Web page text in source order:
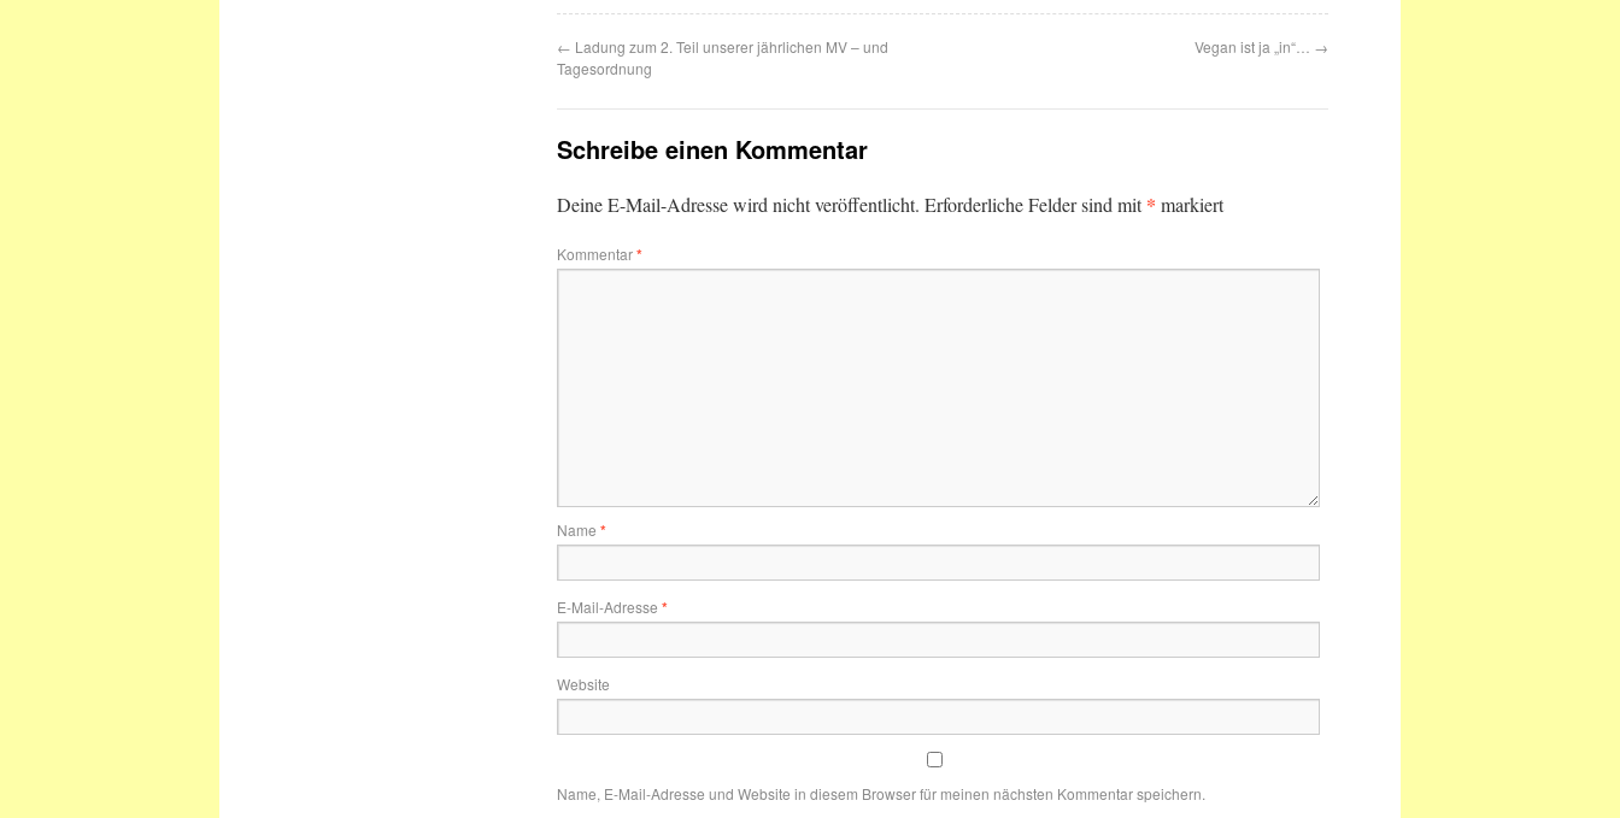
← Ladung zum 2. Teil unserer jährlichen MV – und
Tagesordnung
Vegan ist ja „in“… →
Schreibe einen Kommentar
Deine E-Mail-Adresse wird nicht veröffentlicht. Erforderliche Felder sind mit* markiert
Kommentar*
Name *
E-Mail-Adresse *
Website
Name, E-Mail-Adresse und Website in diesem Browser für meinen nächsten Kommentar speichern.